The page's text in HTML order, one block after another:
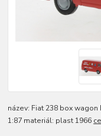
název: Fiat 238 box
1:87 materiál: plast 1966